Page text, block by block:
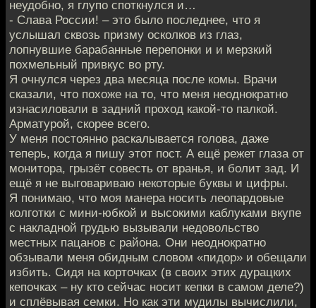
неудобно, я глупо споткнулся и…
- Слава России! – это было последнее, что я
услышал сквозь призму осколков из глаз,
лопнувшие барабанные перепонки и и мерзкий
похмельный привкус во рту.
Я очнулся через два месяца после комы. Врачи
сказали, что похоже на то, что меня неоднократно
изнасиловали в задний проход какой-то палкой.
Арматурой, скорее всего.
У меня постоянно раскалывается голова, даже
теперь, когда я пишу этот пост. А ещё режет глаза от
монитора, грызёт совесть от вранья, и болит зад. И
ещё я не выговариваю некоторые буквы и цифры.
Я понимаю, что моя манера носить леопардовые
колготки с мини-юбкой и высокими каблуками вкупе
с накладной грудью вызывали недовольство
местных пацанов с района. Они неоднократно
обзывали меня обидным словом «пидор» и обещали
избить. Сидя на корточках (в своих этих дурацких
кепочках – ну кто сейчас носит кепки в самом деле?)
и сплёвывая семки. Но как эти мудилы вычислили,